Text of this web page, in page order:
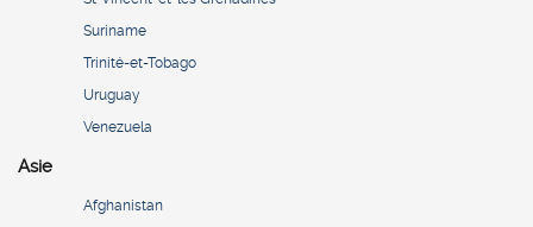
Suriname
Trinité-et-Tobago
Uruguay
Venezuela
Asie
Afghanistan